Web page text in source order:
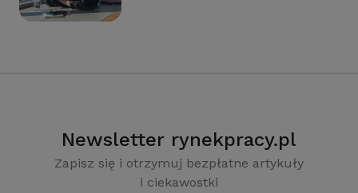
Newsletter rynekpracy.pl
Zapisz się i otrzymuj bezpłatne artykuły
i ciekawostki